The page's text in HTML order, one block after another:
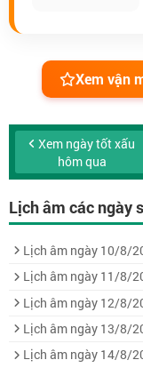
Xem vận
Xem ngày tốt xấu
hôm qua
Lịch âm các ngày
Lịch âm ngày 10/8/
Lịch âm ngày 11/8/
Lịch âm ngày 12/8/
Lịch âm ngày 13/8/
Lịch âm ngày 14/8/